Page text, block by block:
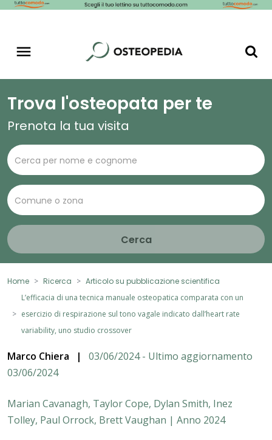
Trova l'osteopata per te
Prenota la tua visita
Cerca
Home Ricerca
Articolo su pubblicazione scientifica
L’efficacia di una tecnica manuale osteopatica comparata con un
esercizio di respirazione sul tono vagale indicato dall’heart rate
variability, uno studio crossover
Marco Chiera |
03/06/2024 - Ultimo aggiornamento
03/06/2024
Marian Cavanagh, Taylor Cope, Dylan Smith, Inez
Tolley, Paul Orrock, Brett Vaughan | Anno 2024